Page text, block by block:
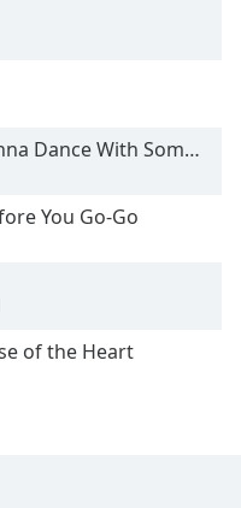
Dance With Somebody
You Go-Go
of the Heart